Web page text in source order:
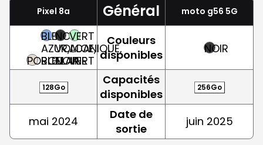
Pixel 8a Général moto g56 5G
PORCELAINE
BLEU
AZUR,
BLEU
NOIR
VOLCANIQUE,
NOIR
VERT
ALOE,
VERT
Couleurs
disponibles
NOIR
128Go
Capacités
disponibles
256Go
mai 2024
Date de
sortie
juin 2025